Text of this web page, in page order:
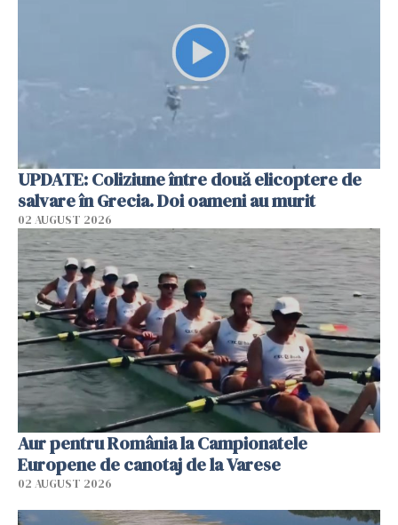
UPDATE: Coliziune între două elicoptere de
salvare în Grecia. Doi oameni au murit
02 AUGUST 2026
Aur pentru România la Campionatele
Europene de canotaj de la Varese
02 AUGUST 2026